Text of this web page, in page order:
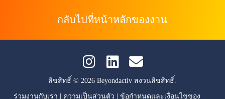
กลับไปที่หน้าหลักของงาน
ลิขสิทธิ์ © 2026 Beyondactiv สงวนลิขสิทธิ์.
ร่วมงานกับเรา ความเป็นส่วนตัว ข้อกำหนดและเงื่อนไขของ